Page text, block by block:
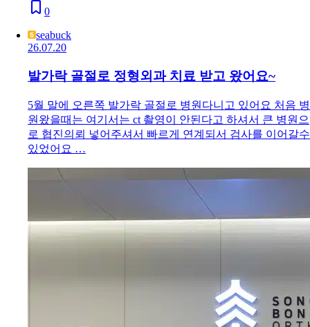
0
seabuck
26.07.20
발가락 골절로 정형외과 치료 받고 왔어요~
5월 말에 오른쪽 발가락 골절로 병원다니고 있어요 처음 병
원왔을때는 여기서는 ct 촬영이 안된다고 하셔서 큰 병원으
로 협진의뢰 넣어주셔서 빠르게 연계되서 검사를 이어갈수
있었어요 …